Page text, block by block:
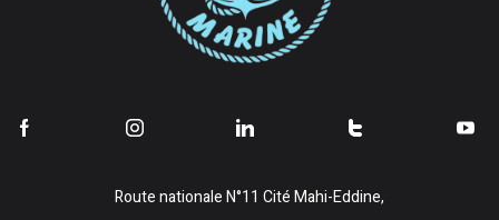
Route nationale N°11 Cité Mahi-Eddine,